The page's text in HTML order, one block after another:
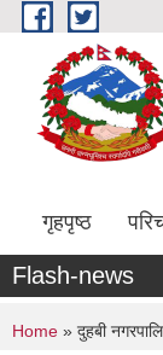
Skip to main content
गृहपृष्ठ
Flash-news
You are
Home » दुहबी